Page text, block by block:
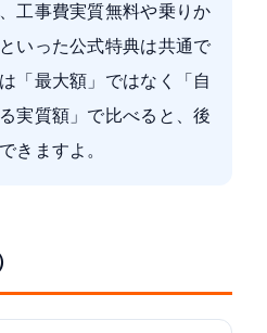
工事費実質無料や乗りか
いった公式特典は共通で
「最大額」ではなく「自
実質額」で比べると、後
きますよ。